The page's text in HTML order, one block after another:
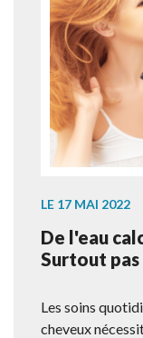
LE 17 MAI 2022
De l'eau
Surtout pas
Les soins
cheveux